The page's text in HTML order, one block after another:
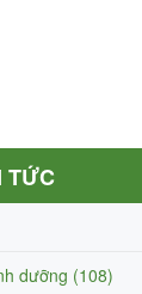
TỨC
dưỡng (108)